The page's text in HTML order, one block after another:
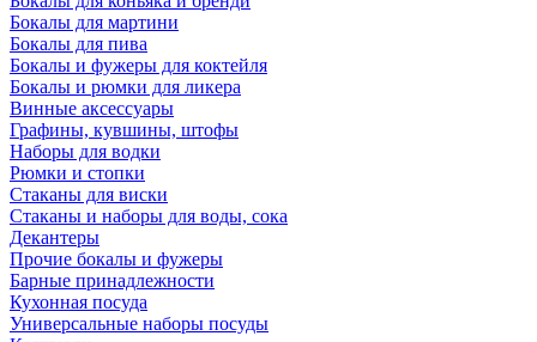
Бокалы для мартини
Бокалы для пива
Бокалы и фужеры для коктейля
Бокалы и рюмки для ликера
Винные аксессуары
Графины, кувшины, штофы
Наборы для водки
Рюмки и стопки
Стаканы для виски
Стаканы и наборы для воды, сока
Декантеры
Прочие бокалы и фужеры
Барные принадлежности
Кухонная посуда
Универсальные наборы посуды